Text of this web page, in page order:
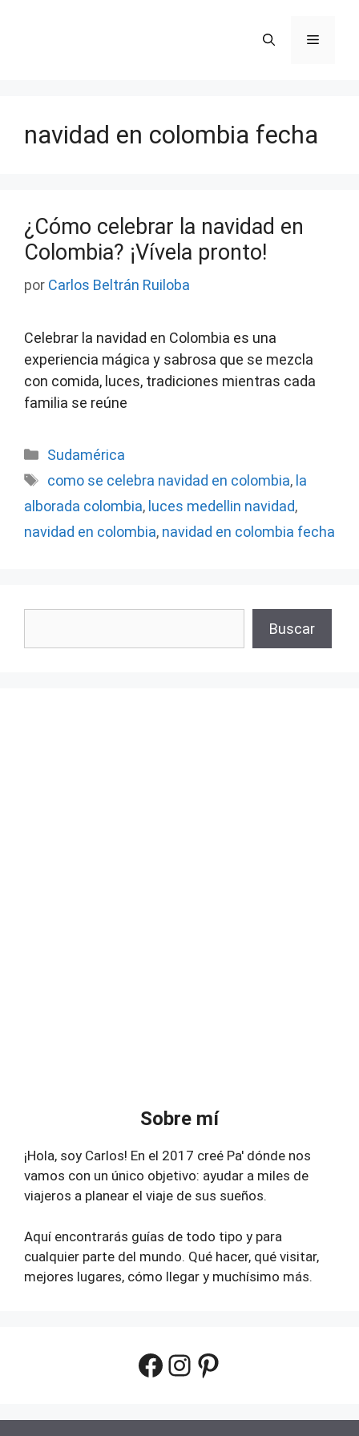
Menú
navidad en colombia fecha
¿Cómo celebrar la navidad en
Colombia? ¡Vívela pronto!
por Carlos Beltrán Ruiloba
Celebrar la navidad en Colombia es una
experiencia mágica y sabrosa que se mezcla
con comida, luces, tradiciones mientras cada
familia se reúne
Categorías
Sudamérica
Etiquetas
como se celebra navidad en colombia, la
alborada colombia, luces medellin navidad,
navidad en colombia, navidad en colombia fecha
Buscar
Sobre mí
¡Hola, soy Carlos! En el 2017 creé Pa' dónde nos
vamos con un único objetivo: ayudar a miles de
viajeros a planear el viaje de sus sueños.
Aquí encontrarás guías de todo tipo y para
cualquier parte del mundo. Qué hacer, qué visitar,
mejores lugares, cómo llegar y muchísimo más.
Facebook
Instagram
Pinterest